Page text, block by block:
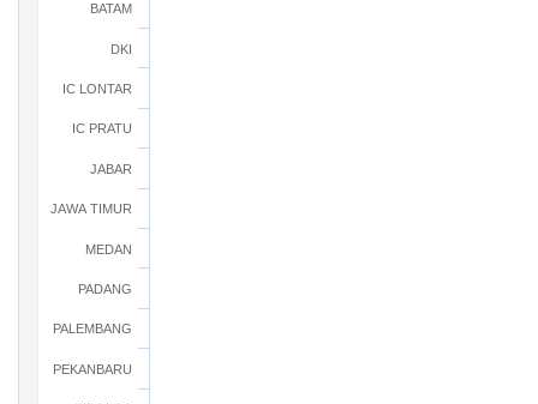
BATAM
DKI
IC LONTAR
IC PRATU
JABAR
JAWA TIMUR
MEDAN
PADANG
PALEMBANG
PEKANBARU